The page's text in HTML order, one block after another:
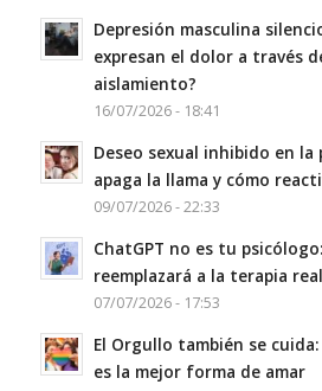
Depresión masculina
expresan el dolor a través
aislamiento?
16/07/2026 - 18:41
Deseo sexual inhibido en la
apaga la llama y cómo
09/07/2026 - 22:33
ChatGPT no es tu
reemplazará a la terapia real
07/07/2026 - 17:53
El Orgullo también se
es la mejor forma de amar